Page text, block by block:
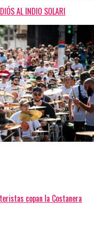
AL INDIO SOLARI
copan la Costanera